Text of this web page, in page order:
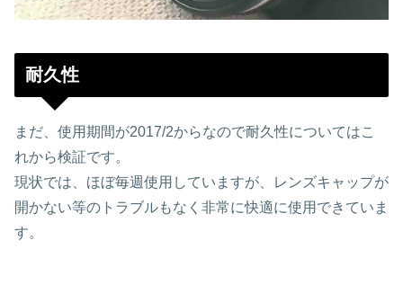
耐久性
まだ、使用期間が2017/2からなので耐久性についてはこ
れから検証です。
現状では、ほぼ毎週使用していますが、レンズキャップが
開かない等のトラブルもなく非常に快適に使用できていま
す。